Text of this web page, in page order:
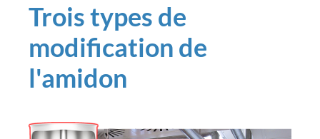
Trois types de
modification de
l'amidon